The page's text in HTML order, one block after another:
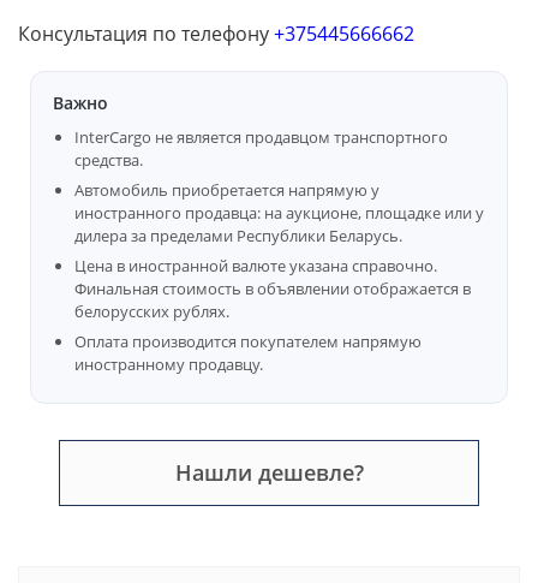
Консультация по телефону+375445666662
Важно
InterCargo не является продавцом транспортного
средства.
Автомобиль приобретается напрямую у
иностранного продавца: на аукционе, площадке или у
дилера за пределами Республики Беларусь.
Цена в иностранной валюте указана справочно.
Финальная стоимость в объявлении отображается в
белорусских рублях.
Оплата производится покупателем напрямую
иностранному продавцу.
Нашли дешевле?